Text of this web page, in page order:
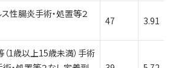
ス性腸炎手術・処置等２
47 3.91
（1歳以上15歳未満）手術